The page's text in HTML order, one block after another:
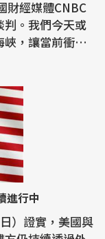
判。我們今天或
，讓當前衝突
進行中
）證實，美國與